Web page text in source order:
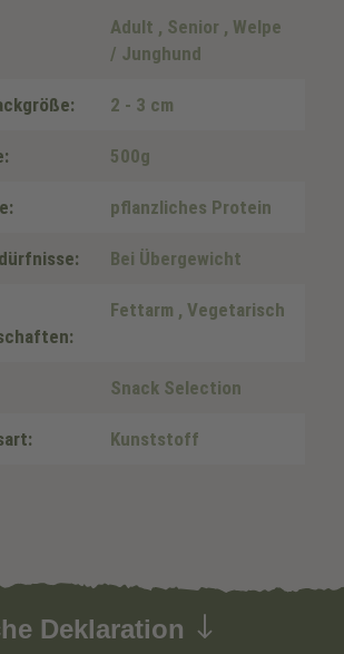
Adult , Senior , Welpe
/ Junghund
2 - 3 cm
500g
pflanzliches Protein
Bei Übergewicht
Fettarm , Vegetarisch
Snack Selection
Kunststoff
Deklaration